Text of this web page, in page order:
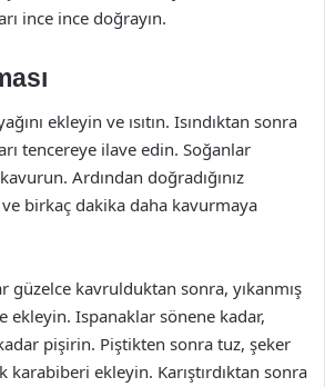
ince ince doğrayın.
ekleyin ve ısıtın. Isındıktan sonra
tencereye ilave edin. Soğanlar
Ardından doğradığınız
ve birkaç dakika daha kavurmaya
güzelce kavrulduktan sonra, yıkanmış
ekleyin. Ispanaklar sönene kadar,
pişirin. Piştikten sonra tuz, şeker
karabiberi ekleyin. Karıştırdıktan sonra